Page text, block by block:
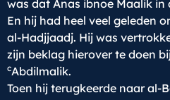
was dat Anas ibnoe Maalik
En hij had heel veel geleden
al-Hadjjaadj. Hij was
zijn beklag hierover te doen
cAbdilmalik.
Toen hij terugkeerde naar al-